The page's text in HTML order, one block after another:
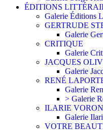
ÉDITIONS
Galerie Éditions
GERTRUDE
Galerie
CRITIQUE
Galerie
JACQUES
Galerie
RENÉ
Galerie
> Galerie
ILARIE
Galerie
VOTRE